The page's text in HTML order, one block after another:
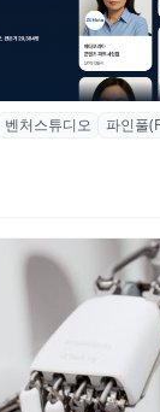
데이, 스타트
출시
벤처스튜디오
파인풀